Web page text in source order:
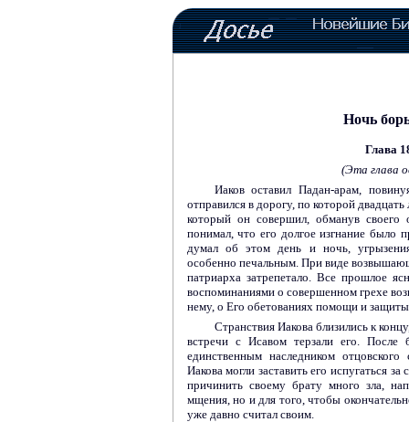
Ночь
Глава
(Эта глава
Иаков оставил Падан-арам,
отправился в дорогу, по которой двадцать
который он совершил, обманув своего
понимал, что его долгое изгнание было
думал об этом день и ночь,
особенно печальным. При виде
патриарха затрепетало. Все прошлое
воспоминаниями о совершенном грехе
нему, о Его обетованиях помощи и
Странствия Иакова близились к
встречи с Исавом терзали его. После
единственным наследником
Иакова могли заставить его испугаться
причинить своему брату много зла,
мщения, но и для того, чтобы
уже давно считал своим.